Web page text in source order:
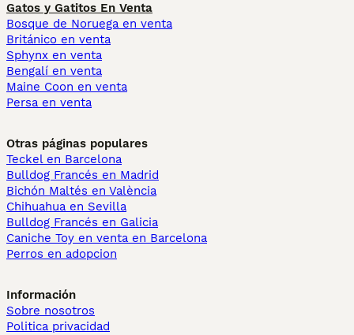
Gatos y Gatitos En Venta
Bosque de Noruega en venta
Británico en venta
Sphynx en venta
Bengalí en venta
Maine Coon en venta
Persa en venta
Otras páginas populares
Teckel en Barcelona
Bulldog Francés en Madrid
Bichón Maltés en València
Chihuahua en Sevilla
Bulldog Francés en Galicia
Caniche Toy en venta en Barcelona
Perros en adopcion
Información
Sobre nosotros
Politica privacidad